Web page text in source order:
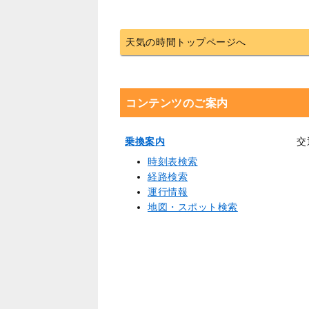
天気の時間トップページへ
コンテンツのご案内
乗換案内
時刻表検索
経路検索
運行情報
地図・スポット検索
交